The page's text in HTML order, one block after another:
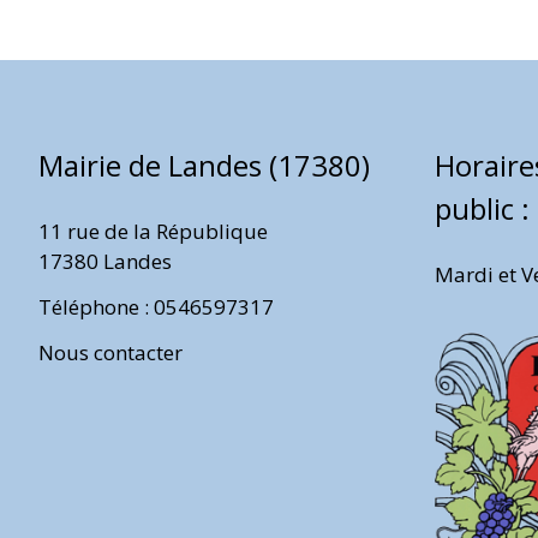
Mairie de Landes (17380)
11 rue de la République
17380 Landes
Téléphone : 0546597317
Nous contacter
public :
Mardi et